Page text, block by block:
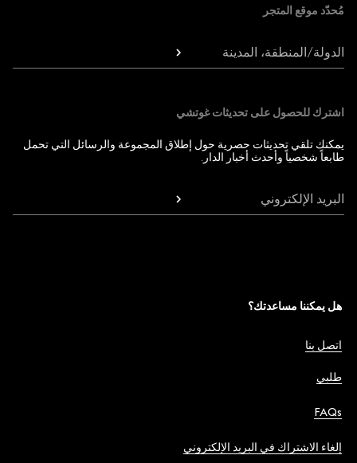
مُحدّد موقع المتجر
الدولة/المنطقة، المدينة
اشترك للحصول على تحديثات غوتشي
يمكنك تلقي تحديثات حصرية حول إطلاق المجموعة والرسائل التي تحمل
طابعاً شخصياً وأحدث أخبار الدار.
البريد الإلكتروني
هل يمكننا مساعدتك؟
اتصل بنا
طلبي
FAQs
إلغاء الاشتراك في البريد الإلكتروني